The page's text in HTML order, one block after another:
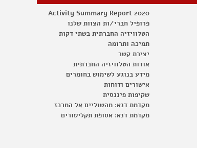
Activity Summary Report 2020
פרופיל חברי/ות הצוות שלנו
הטלוויזיה החברתית בשתי דקות
תמיכה ותרומה
יצירת קשר
אודות הטלוויזיה החברתית
מידע בנוגע לשימוש בחומרים
אישורים ודוחות
שקיפות פיננסית
מקדמת דנא: מהשוליים אל המרכז
מקדמת דנא: אסופת תקליטורים